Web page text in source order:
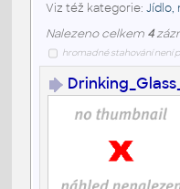
Viz též kategorie: Jídlo,
Nalezeno celkem 4
hromadné stahování není